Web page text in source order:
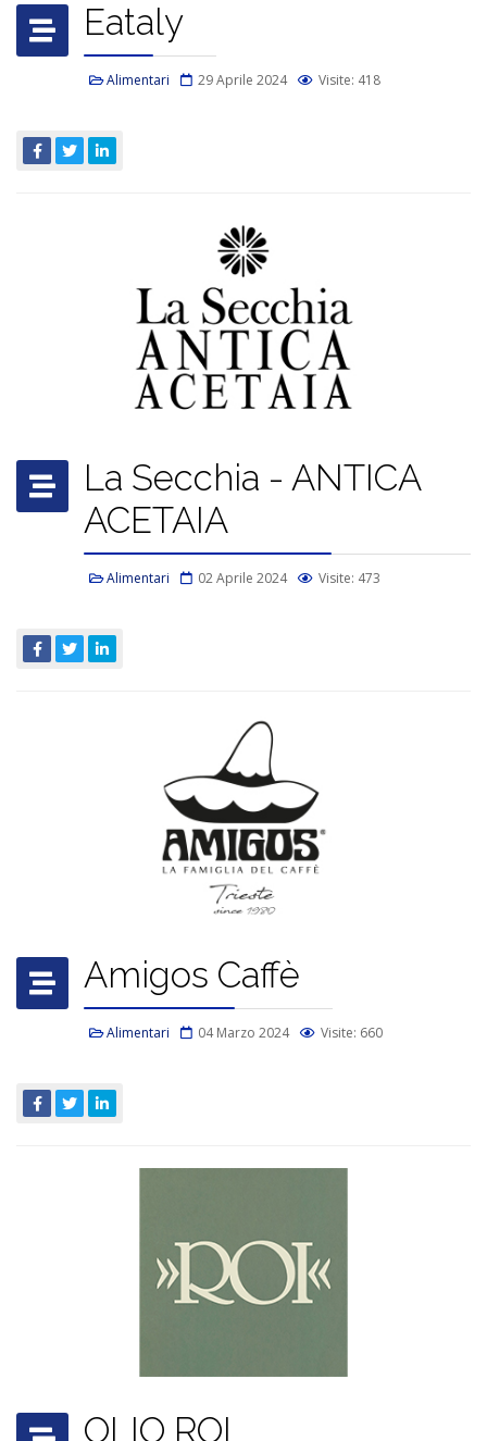
Eataly
Alimentari 29 Aprile 2024 Visite: 418
La Secchia - ANTICA
ACETAIA
Alimentari 02 Aprile 2024 Visite: 473
Amigos Caffè
Alimentari 04 Marzo 2024 Visite: 660
OLIO ROI